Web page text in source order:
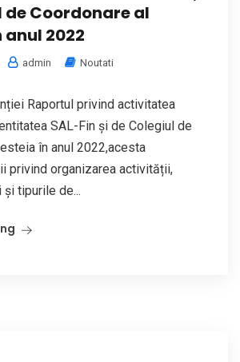
de Coordonare al
2022
admin Noutati
Raportul privind activitatea
SAL-Fin și de Colegiul de
în anul 2022,acesta
privind organizarea activității,
tipurile de...